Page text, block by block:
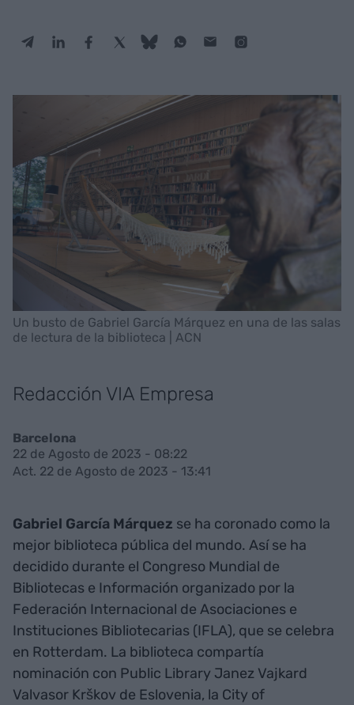
Un busto de Gabriel García Márquez en una de las salas
de lectura de la biblioteca | ACN
Redacción VIA Empresa
Barcelona
22 de Agosto de 2023 - 08:22
Act. 22 de Agosto de 2023 - 13:41
Gabriel García Márquez se ha coronado como la
mejor biblioteca pública del mundo. Así se ha
decidido durante el Congreso Mundial de
Bibliotecas e Información organizado por la
Federación Internacional de Asociaciones e
Instituciones Bibliotecarias (IFLA), que se celebra
en Rotterdam. La biblioteca compartía
nominación con Public Library Janez Vajkard
Valvasor Krškov de Eslovenia, la City of